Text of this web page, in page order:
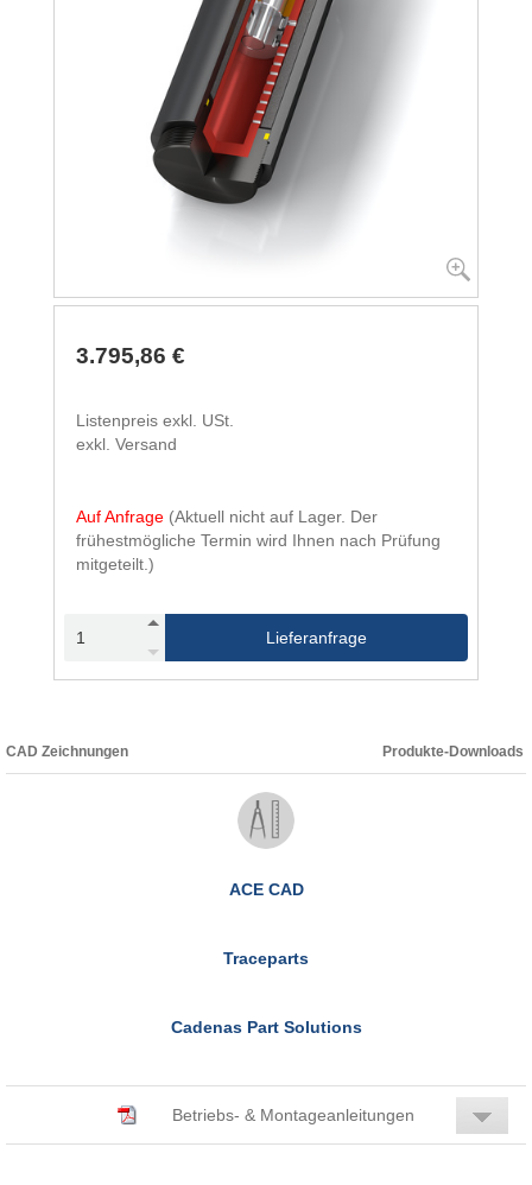
3.795,86 €
Listenpreis exkl. USt.
exkl. Versand
Auf Anfrage (Aktuell nicht auf Lager. Der
frühestmögliche Termin wird Ihnen nach Prüfung
mitgeteilt.)
Lieferanfrage
CAD Zeichnungen Produkte-Downloads
ACE CAD
Traceparts
Cadenas Part Solutions
Betriebs- & Montageanleitungen